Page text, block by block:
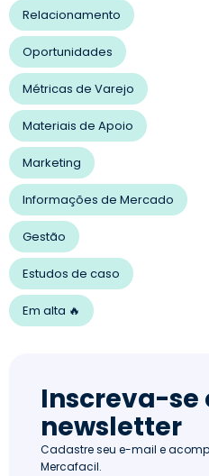
Relacionamento
Oportunidades
Métricas de Varejo
Materiais de Apoio
Marketing
Informações de Mercado
Gestão
Estudos de caso
Em alta 🔥
Inscreva-se
newsletter
Cadastre seu e-mail e
Mercafacil.